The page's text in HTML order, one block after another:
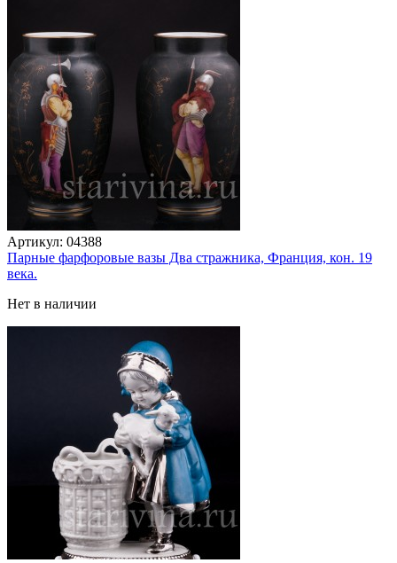
Артикул: 04388
Парные фарфоровые вазы Два стражника, Франция, кон. 19
века.
Нет в наличии